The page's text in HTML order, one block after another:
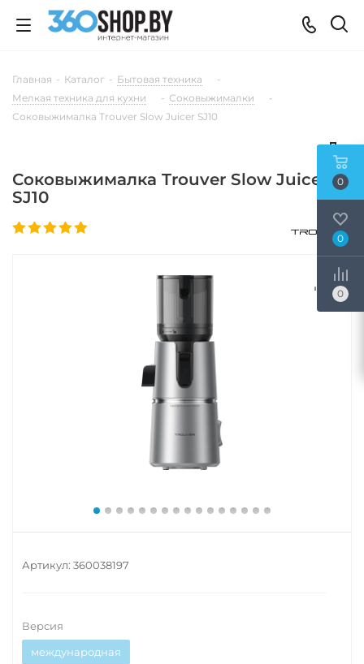
Главная - Каталог - Бытовая техника
-
Мелкая техника для кухни
- Соковыжималки
-
Соковыжималка Trouver Slow Juicer SJ10
Соковыжималка Trouver Slow Juicer
SJ10
Артикул: 360038197
Версия
международная
0
0
0